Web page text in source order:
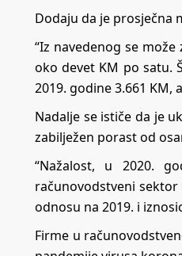
Dodaju da je prosječna
“Iz navedenog se
oko devet KM po satu.
2019. godine 3.661 KM,
Nadalje se ističe da je
zabilježen porast od
“Nažalost, u 2020.
računovodstveni
odnosu na 2019. i
Firme u